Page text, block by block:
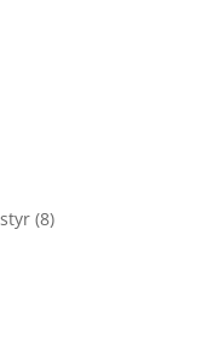
(8)